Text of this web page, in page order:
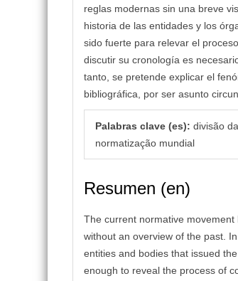
reglas modernas sin una breve
historia de las entidades y los
sido fuerte para relevar el
discutir su cronología es
tanto, se pretende explicar el
bibliográfica, por ser asunto
Palabras clave (es): divisão
normatização mundial
Resumen (en)
The current normative
without an overview of the past.
entities and bodies that issued
enough to reveal the process of